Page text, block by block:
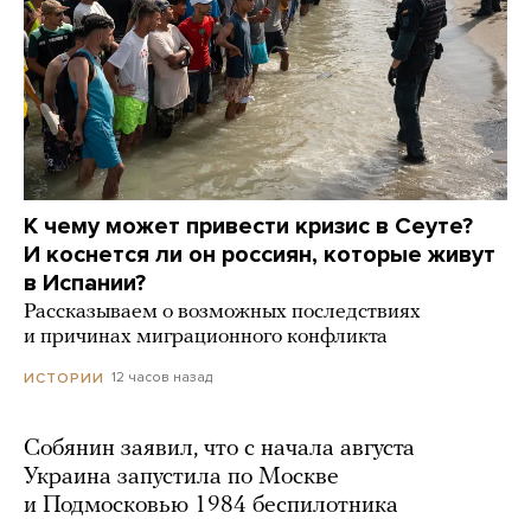
К чему может привести кризис в Сеуте?
И коснется ли он россиян, которые живут
в Испании?
Рассказываем о возможных последствиях
и причинах миграционного конфликта
ИСТОРИИ 12 часов назад
Собянин заявил, что с начала августа
Украина запустила по Москве
и Подмосковью 1984 беспилотника